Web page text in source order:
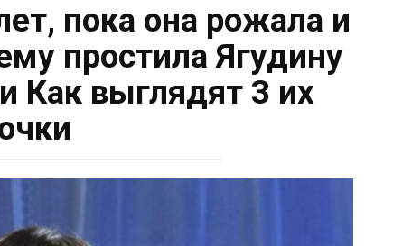
пока она рожала и
простила Ягудину
Как выглядят 3 их